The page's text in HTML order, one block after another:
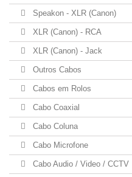
Speakon - XLR (Canon)
XLR (Canon) - RCA
XLR (Canon) - Jack
Outros Cabos
Cabos em Rolos
Cabo Coaxial
Cabo Coluna
Cabo Microfone
Cabo Audio / Video / CCTV